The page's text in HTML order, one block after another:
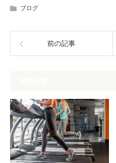
ブログ
前の記事